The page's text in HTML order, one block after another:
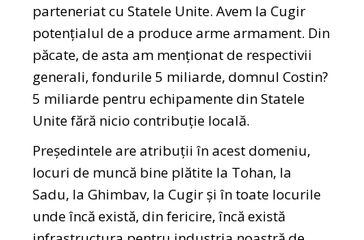
parteneriat cu Statele Unite. Avem la Cugir
potențialul de a produce arme armament. Din
păcate, de asta am menționat de respectivii
generali, fondurile 5 miliarde, domnul Costin?
5 miliarde pentru echipamente din Statele
Unite fără nicio contribuție locală.
Președintele are atribuții în acest domeniu,
locuri de muncă bine plătite la Tohan, la
Sadu, la Ghimbav, la Cugir și în toate locurile
unde încă există, din fericire, încă există